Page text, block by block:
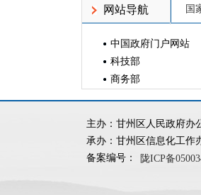
网站导航 国
中国政府门户网站
科技部
商务部
主办：甘州区人民政府办
承办：甘州区信息化工作
备案编号：
陇ICP备